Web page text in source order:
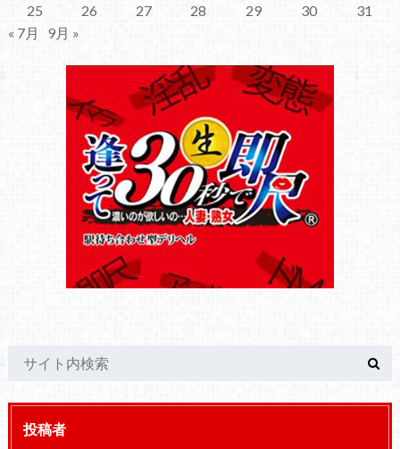
25
26 27 28 29 30
31
« 7月
9月 »
投稿者